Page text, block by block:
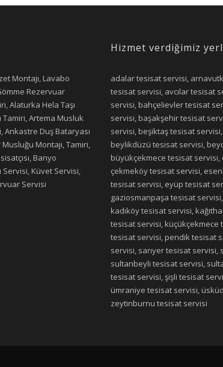
Montajı, Lavabo
Rezervuar
Alaturka Hela Taşı
Tamiri, Artema Musluk
Ankastre Duş Bataryası
Montajı, Tamiri,
Banyo
Servisi, Küvet Servisi,
Servisi
Hizmet verdiğimiz
adalar tesisat servisi,
tesisat servisi, avcılar tesisat
servisi, bahçelievler tesisat
servisi, başakşehir tesisat
servisi, beşiktaş tesisat
beylikdüzü tesisat servisi,
büyükçekmece tesisat
çekmeköy tesisat servisi,
tesisat servisi, eyüp tesisat
gaziosmanpaşa tesisat
kadıköy tesisat servisi,
tesisat servisi, küçükçekmece
tesisat servisi, pendik tesisat
servisi, sarıyer tesisat servisi,
sultanbeyli tesisat servisi,
tesisat servisi, şişli tesisat
ümraniye tesisat servisi,
zeytinburnu tesisat servisi